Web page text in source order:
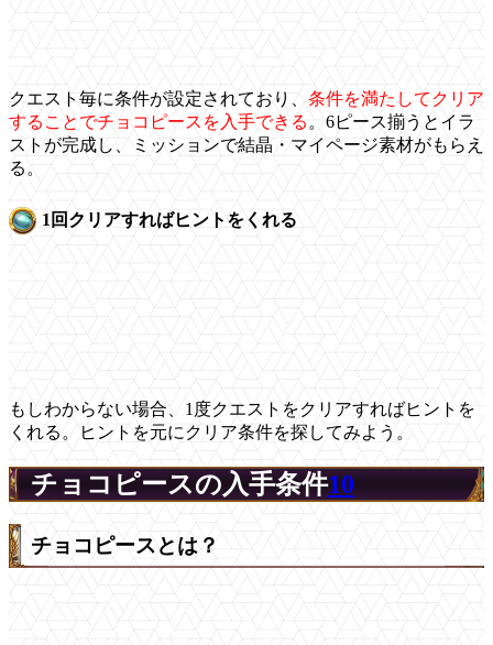
クエスト毎に条件が設定されており、条件を満たしてクリア
することでチョコピースを入手できる 。6ピース揃うとイラ
ストが完成し、ミッションで結晶・マイページ素材がもらえ
る。
1回クリアすればヒントをくれる
もしわからない場合、1度クエストをクリアすればヒントを
くれる。ヒントを元にクリア条件を探してみよう。
チョコピースの入手条件10
チョコピースとは？